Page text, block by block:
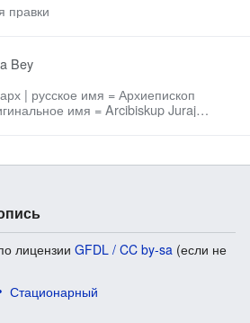
правки
Bey
имя = Архиепископ
имя = Arcibiskup Juraj
лицензии GFDL / CC by-sa (если не
Стационарный